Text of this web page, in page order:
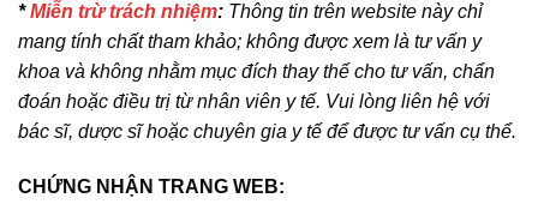
*Miễn trừ trách nhiệm: Thông tin trên website này chỉ
mang tính chất tham khảo; không được xem là tư vấn y
khoa và không nhằm mục đích thay thế cho tư vấn, chẩn
đoán hoặc điều trị từ nhân viên y tế. Vui lòng liên hệ với
bác sĩ, dược sĩ hoặc chuyên gia y tế để được tư vấn cụ thể.
CHỨNG NHẬN TRANG WEB: